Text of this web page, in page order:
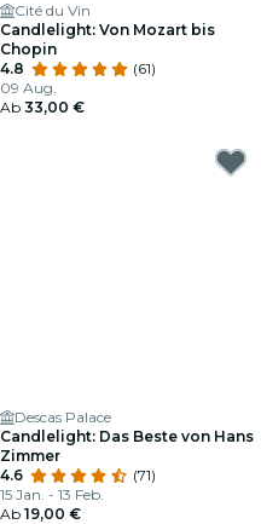
Cité du Vin
Candlelight: Von Mozart bis
Chopin
4.8
(61)
09 Aug.
Ab 33,00 €
Descas Palace
Candlelight: Das Beste von Hans
Zimmer
4.6
(71)
15 Jan. - 13 Feb.
Ab 19,00 €